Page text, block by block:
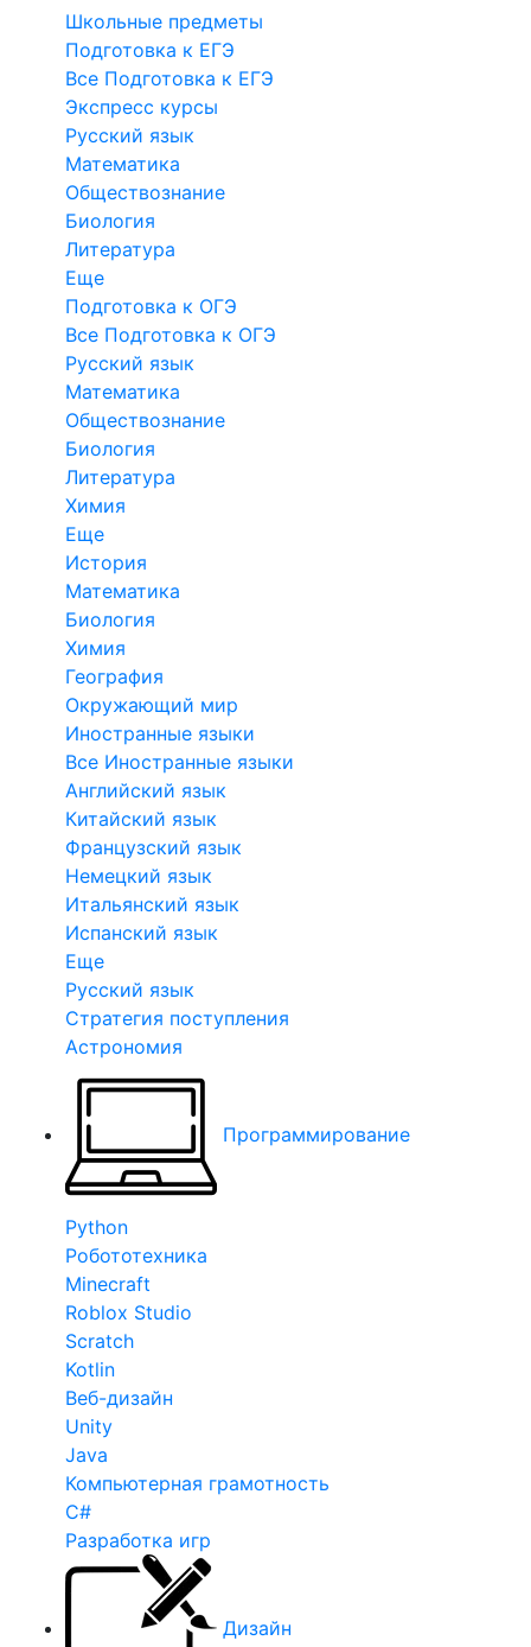
Школьные предметы
Подготовка к ЕГЭ
Все Подготовка к ЕГЭ
Экспресс курсы
Русский язык
Математика
Обществознание
Биология
Литература
Еще
Подготовка к ОГЭ
Все Подготовка к ОГЭ
Русский язык
Математика
Обществознание
Биология
Литература
Химия
Еще
История
Математика
Биология
Химия
География
Окружающий мир
Иностранные языки
Все Иностранные языки
Английский язык
Китайский язык
Французский язык
Немецкий язык
Итальянский язык
Испанский язык
Еще
Русский язык
Стратегия поступления
Астрономия
Программирование
Python
Робототехника
Minecraft
Roblox Studio
Scratch
Kotlin
Веб-дизайн
Unity
Java
Компьютерная грамотность
C#
Разработка игр
Дизайн